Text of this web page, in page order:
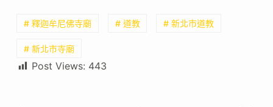
# 釋迦牟尼佛寺廟 # 道教 # 新北市道教
# 新北市寺廟
Post Views: 443